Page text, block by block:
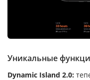
Уникальные
Dynamic Island 2.0: